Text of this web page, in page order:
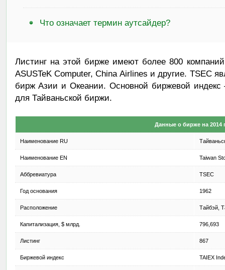
Что означает термин аутсайдер?
Листинг на этой бирже имеют более 800
ASUSTeK Computer, China Airlines и другие. TSEC
бирж Азии и Океании. Основной биржевой
для Тайваньской биржи.
Данные о бирже на 2014
Наименование RU
Наименование EN Taiwan
Аббревиатура TSEC
Год основания 1962
Расположение Тайбэй,
Капитализация, $ млрд. 796,693
Листинг 867
Биржевой индекс TAIEX